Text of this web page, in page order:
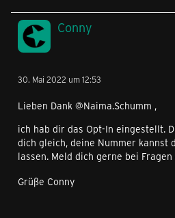
Conny
30. Mai 2022 um 12:53
Lieben Dank @Naima.Schumm ,
ich hab dir das Opt-In eingestellt.
dich gleich, deine Nummer kannst
lassen. Meld dich gerne bei Fragen
Grüße Conny